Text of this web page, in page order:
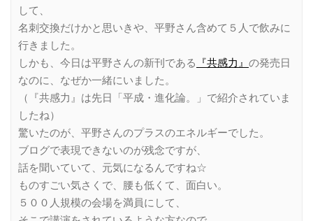
して、
名刺交換だけかと思いきや、平野さん含めて５人で飲みに
行きました。
しかも、今日は平野さんの新刊である
『共感力』 の発売日
なのに、なぜか一緒にいました。
（『共感力』は先日「平成・進化論。」で紹介されていま
したね）
驚いたのが、平野さんのプラスのエネルギーでした。
ブログで表現できないのが残念ですが、
話を聞いていて、元気になるんですね☆
ものすごい気さくで、腰も低くて、面白い。
５００人規模の会場を満員にして、